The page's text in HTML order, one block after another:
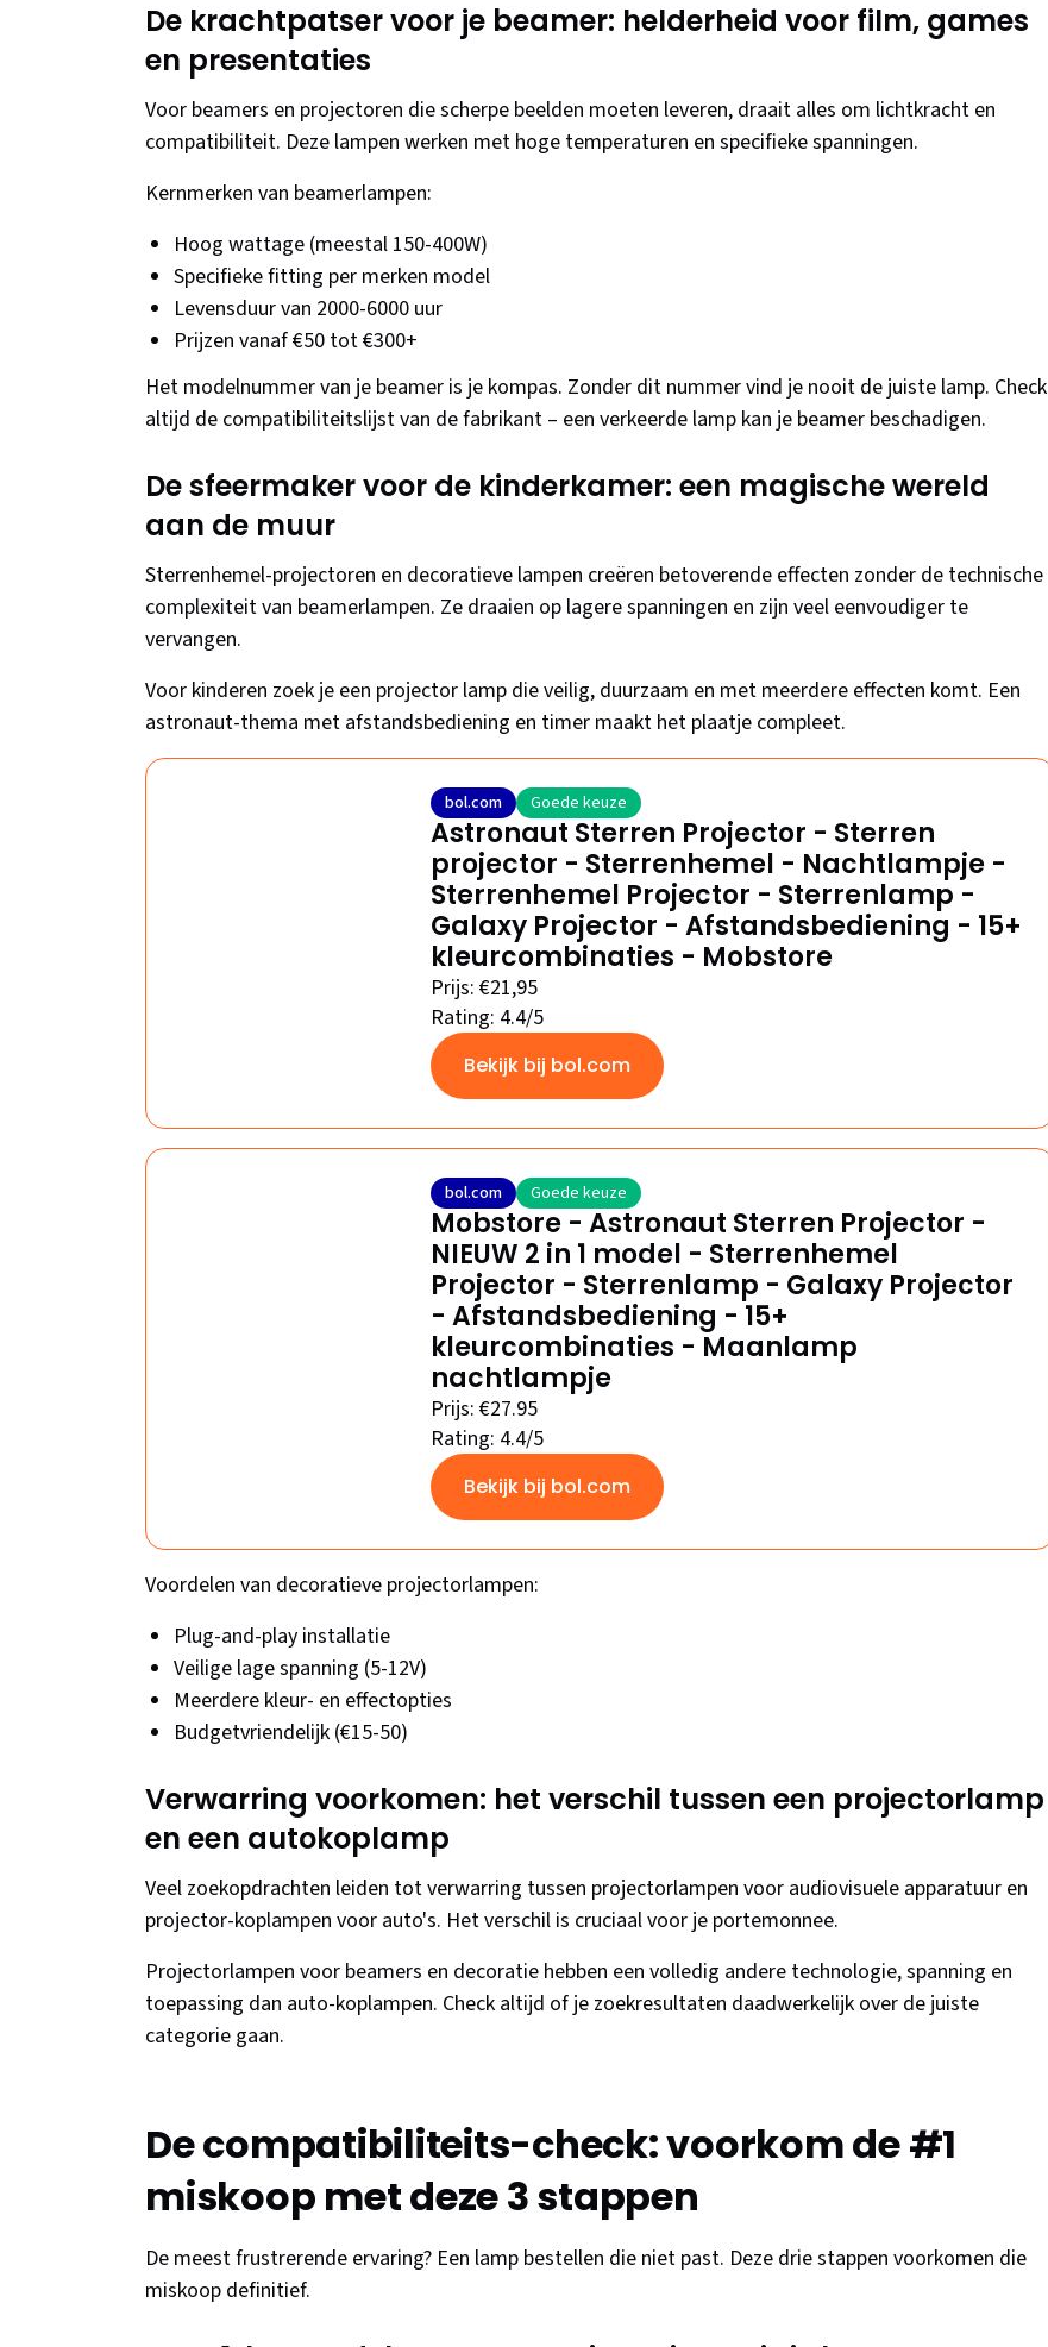
De krachtpatser voor je beamer: helderheid voor film, games
en presentaties
Voor beamers en projectoren die scherpe beelden moeten leveren, draait alles om lichtkracht en
compatibiliteit. Deze lampen werken met hoge temperaturen en specifieke spanningen.
Kernmerken van beamerlampen:
Hoog wattage (meestal 150-400W)
Specifieke fitting per merken model
Levensduur van 2000-6000 uur
Prijzen vanaf €50 tot €300+
Het modelnummer van je beamer is je kompas. Zonder dit nummer vind je nooit de juiste lamp. Check
altijd de compatibiliteitslijst van de fabrikant – een verkeerde lamp kan je beamer beschadigen.
De sfeermaker voor de kinderkamer: een magische wereld
aan de muur
Sterrenhemel-projectoren en decoratieve lampen creëren betoverende effecten zonder de technische
complexiteit van beamerlampen. Ze draaien op lagere spanningen en zijn veel eenvoudiger te
vervangen.
Voor kinderen zoek je een projector lamp die veilig, duurzaam en met meerdere effecten komt. Een
astronaut-thema met afstandsbediening en timer maakt het plaatje compleet.
bol.com Goede keuze
Astronaut Sterren Projector - Sterren
projector - Sterrenhemel - Nachtlampje -
Sterrenhemel Projector - Sterrenlamp -
Galaxy Projector - Afstandsbediening - 15+
kleurcombinaties - Mobstore
Prijs: €21,95
Rating: 4.4/5
Bekijk bij bol.com
bol.com Goede keuze
Mobstore - Astronaut Sterren Projector -
NIEUW 2 in 1 model - Sterrenhemel
Projector - Sterrenlamp - Galaxy Projector
- Afstandsbediening - 15+
kleurcombinaties - Maanlamp
nachtlampje
Prijs: €27.95
Rating: 4.4/5
Bekijk bij bol.com
Voordelen van decoratieve projectorlampen:
Plug-and-play installatie
Veilige lage spanning (5-12V)
Meerdere kleur- en effectopties
Budgetvriendelijk (€15-50)
Verwarring voorkomen: het verschil tussen een projectorlamp
en een autokoplamp
Veel zoekopdrachten leiden tot verwarring tussen projectorlampen voor audiovisuele apparatuur en
projector-koplampen voor auto's. Het verschil is cruciaal voor je portemonnee.
Projectorlampen voor beamers en decoratie hebben een volledig andere technologie, spanning en
toepassing dan auto-koplampen. Check altijd of je zoekresultaten daadwerkelijk over de juiste
categorie gaan.
De compatibiliteits-check: voorkom de #1
miskoop met deze 3 stappen
De meest frustrerende ervaring? Een lamp bestellen die niet past. Deze drie stappen voorkomen die
miskoop definitief.